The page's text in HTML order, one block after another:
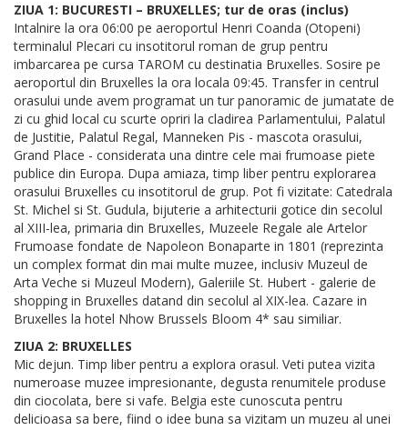
ZIUA 1: BUCURESTI – BRUXELLES; tur de oras (inclus)
Intalnire la ora 06:00 pe aeroportul Henri Coanda (Otopeni)
terminalul Plecari cu insotitorul roman de grup pentru
imbarcarea pe cursa TAROM cu destinatia Bruxelles. Sosire pe
aeroportul din Bruxelles la ora locala 09:45. Transfer in centrul
orasului unde avem programat un tur panoramic de jumatate de
zi cu ghid local cu scurte opriri la cladirea Parlamentului, Palatul
de Justitie, Palatul Regal, Manneken Pis - mascota orasului,
Grand Place - considerata una dintre cele mai frumoase piete
publice din Europa. Dupa amiaza, timp liber pentru explorarea
orasului Bruxelles cu insotitorul de grup. Pot fi vizitate: Catedrala
St. Michel si St. Gudula, bijuterie a arhitecturii gotice din secolul
al XIII-lea, primaria din Bruxelles, Muzeele Regale ale Artelor
Frumoase fondate de Napoleon Bonaparte in 1801 (reprezinta
un complex format din mai multe muzee, inclusiv Muzeul de
Arta Veche si Muzeul Modern), Galeriile St. Hubert - galerie de
shopping in Bruxelles datand din secolul al XIX-lea. Cazare in
Bruxelles la hotel Nhow Brussels Bloom 4* sau similiar.
ZIUA 2: BRUXELLES
Mic dejun. Timp liber pentru a explora orasul. Veti putea vizita
numeroase muzee impresionante, degusta renumitele produse
din ciocolata, bere si vafe. Belgia este cunoscuta pentru
delicioasa sa bere, fiind o idee buna sa vizitam un muzeu al unei